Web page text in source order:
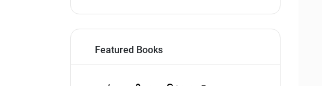
Featured Books